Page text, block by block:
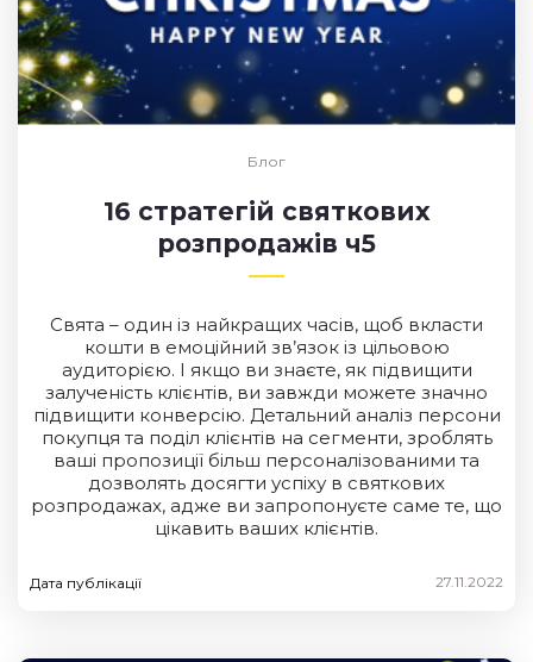
Блог
16 стратегій святкових
розпродажів ч5
Свята – один із найкращих часів, щоб вкласти
кошти в емоційний зв’язок із цільовою
аудиторією. І якщо ви знаєте, як підвищити
залученість клієнтів, ви завжди можете значно
підвищити конверсію. Детальний аналіз персони
покупця та поділ клієнтів на сегменти, зроблять
ваші пропозиції більш персоналізованими та
дозволять досягти успіху в святкових
розпродажах, адже ви запропонуєте саме те, що
цікавить ваших клієнтів.
Дата публікації 27.11.2022